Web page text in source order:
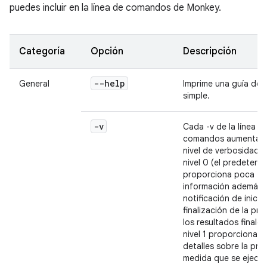
puedes incluir en la línea de comandos de Monkey.
Categoría Opción Descripción
General --help
Imprime una guía de
simple.
-v
Cada -v de la línea
comandos
nivel de verbosidad.
nivel 0 (el
proporciona poca
información además
notificación de
finalización de la
los resultados
nivel 1 proporciona
detalles sobre la
medida que se